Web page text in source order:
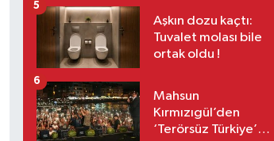
Aşkın dozu kaçtı:
Tuvalet molası bile
ortak oldu !
5
Mahsun
Kırmızıgül’den
‘Terörsüz Türkiye’
6